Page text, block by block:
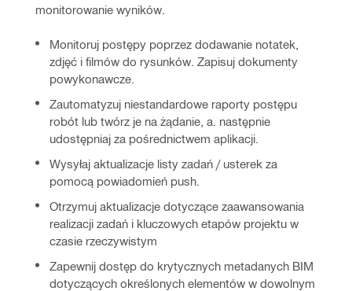
monitorowanie wyników.
Monitoruj postępy poprzez dodawanie notatek,
zdjęć i filmów do rysunków. Zapisuj dokumenty
powykonawcze.
Zautomatyzuj niestandardowe raporty postępu
robót lub twórz je na żądanie, a. następnie
udostępniaj za pośrednictwem aplikacji.
Wysyłaj aktualizacje listy zadań / usterek za
pomocą powiadomień push.
Otrzymuj aktualizacje dotyczące zaawansowania
realizacji zadań i kluczowych etapów projektu w
czasie rzeczywistym
Zapewnij dostęp do krytycznych metadanych BIM
dotyczących określonych elementów w dowolnym